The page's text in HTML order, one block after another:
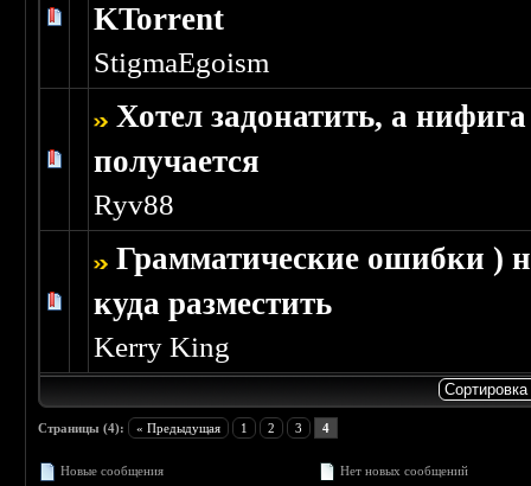
KTorrent
StigmaEgoism
Голосов: 0 - Средняя оценка: 0 из 5
12
Хотел задонатить, а
получается
Ryv88
Голосов: 0 - Средняя оценка: 0 из 5
12345
Грамматические ошибки )
куда разместить
Kerry King
Голосов: 0 - Средняя оценка: 0 из 5
12 345
Страницы (4): « Предыдущая 1 2 3 4
Новые сообщения
Нет новых сообщений